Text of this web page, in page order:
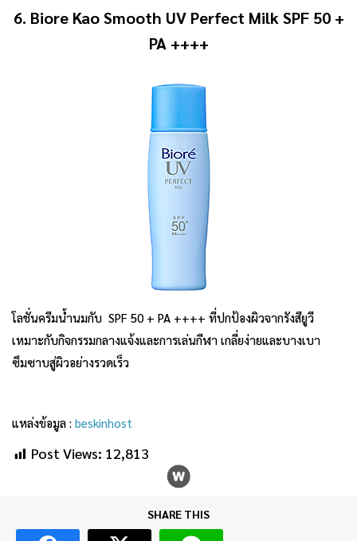
6. Biore Kao Smooth UV Perfect Milk SPF 50 +
PA ++++
โลชั่นครีมน้ำนมกับ SPF 50 + PA ++++ ที่ปกป้องผิวจากรังสียูวี
เหมาะกับกิจกรรมกลางแจ้งและการเล่นกีฬา เกลี่ยง่ายและบางเบา
ซึมซาบสู่ผิวอย่างรวดเร็ว
แหล่งข้อมูล : beskinhost
Post Views: 12,813
SHARE THIS